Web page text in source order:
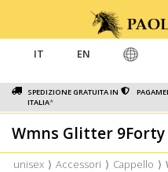
SPEDIZIONE GRATUITA IN
ITALIA*
IT EN
Wmns Glitter
unisex ⟩ Accessori ⟩ Cappello ⟩